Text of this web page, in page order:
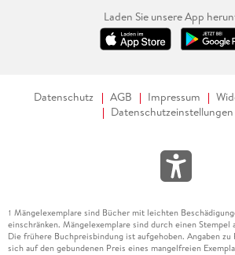
Laden Sie unsere App
Datenschutz AGB Impressum
Datenschutzeinstellungen
1 Mängelexemplare sind Bücher mit leichten
einschränken. Mängelexemplare sind durch einen Stempel
Die frühere Buchpreisbindung ist aufgehoben. Angaben zu
sich auf den gebundenen Preis eines mangelfreien